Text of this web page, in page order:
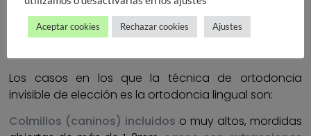
Los casos en los que la técnica de ortodoncia
invisible de elección es la ortodoncia lingual son:
Colmillos (caninos) incluidos o muy altos, mordidas
Aceptar cookies Rechazar cookies Ajustes